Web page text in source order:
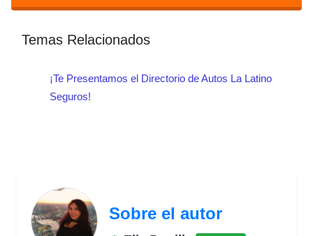
Temas Relacionados
¡Te Presentamos el Directorio de Autos La Latino
Seguros!
Sobre el autor